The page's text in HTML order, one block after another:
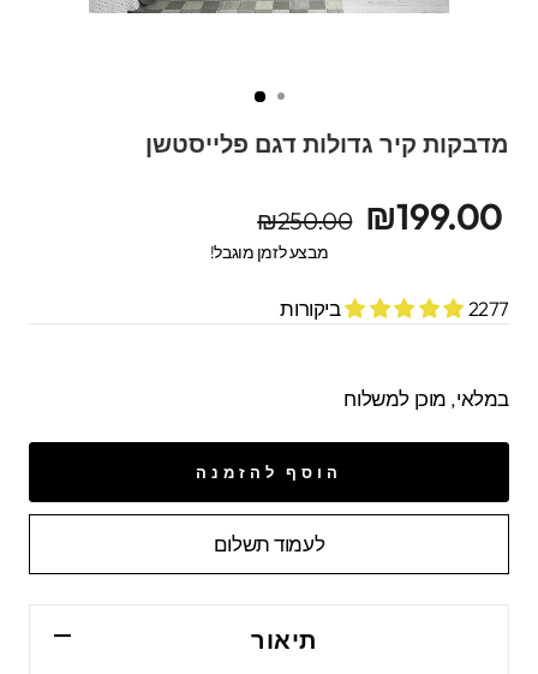
מדבקות קיר גדולות דגם פלייסטשן
מחיר
מקורי
מחיר
מבצע
₪199.00
₪250.00
מבצע לזמן מוגבל!
2277 ביקורות
במלאי, מוכן למשלוח
הוסף להזמנה
לעמוד תשלום
תיאור